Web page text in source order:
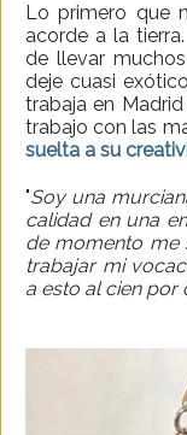
Lo primero que
acorde a la tierra.
de llevar
deje cuasi
trabaja en
trabajo con las
suelta a su
"Soy una
calidad en una
de momento me
trabajar mi
a esto al cien por